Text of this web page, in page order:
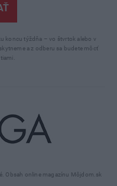
Obsah online magazínu Môjdom.sk
koncu týždňa – vo štvrtok alebo v
a z odberu sa budete môcť